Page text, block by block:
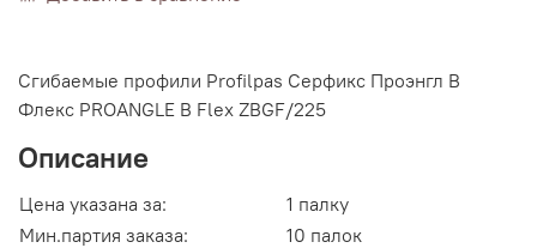
Сгибаемые профили Profilpas Серфикс Проэнгл В
Флекс PROANGLE B Flex ZBGF/225
Описание
Цена указана за:
1 палку
Мин.партия заказа:
10 палок